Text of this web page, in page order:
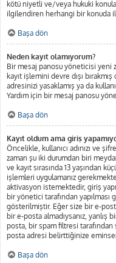
kötü niyetli ve/veya hukuki
ilgilendiren herhangi bir konuda
Başa dön
Neden kayıt olamıyorum?
Bir mesaj panosu yöneticisi yeni
kayıt işlemini devre dışı
adresinizi yasaklamış ya da
Yardım için bir mesaj panosu
Başa dön
Kayıt oldum ama giriş
Öncelikle, kullanıcı adınızı ve
zaman şu iki durumdan biri
ve kayıt sırasında 13 yaşından
işlemleri uygulamanız
aktivasyon istemektedir, giriş
bir yönetici tarafından yapılması
gösterilmiştir. Eğer size bir e-
bir e-posta almadıysanız,
posta, bir spam filtresi
posta adresi belirttiğinize
Başa dön